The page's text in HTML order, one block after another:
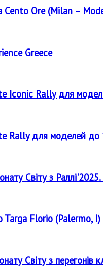
Cento Ore (Milan –
Greece
Iconic Rally для
Rally для моделей до
Світу з
Florio (Palermo, I)
Світу з